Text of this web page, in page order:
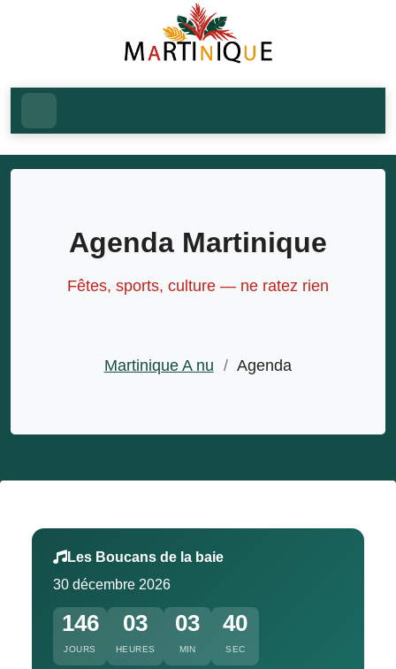
Agenda Martinique
Fêtes, sports, culture — ne ratez rien
Martinique A nu / Agenda
Les Boucans de la baie
30 décembre 2026
146
JOURS
03
HEURES
03
MIN
39
SEC